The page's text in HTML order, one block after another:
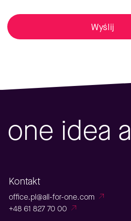
Wyślij
one idea
Kontakt
office.pl@all-for-one.com
+48 61 827 70 00